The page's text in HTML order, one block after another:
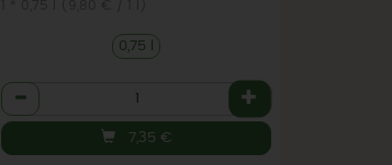
0,75 l
Anzahl
7,35 €